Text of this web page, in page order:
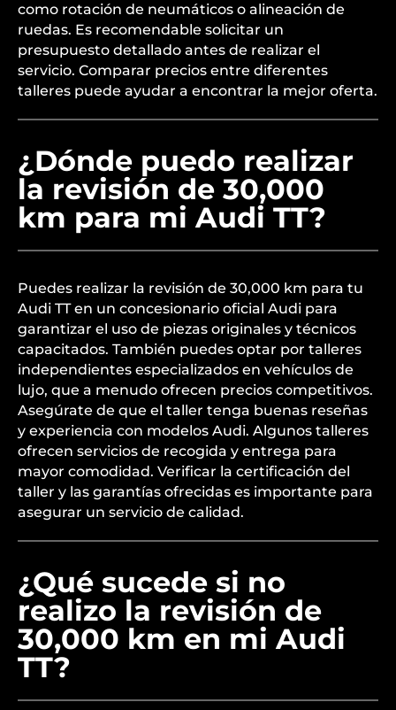
como rotación de neumáticos o alineación de
ruedas. Es recomendable solicitar un
presupuesto detallado antes de realizar el
servicio. Comparar precios entre diferentes
talleres puede ayudar a encontrar la mejor oferta.
¿Dónde puedo realizar
la revisión de 30,000
km para mi Audi TT?
Puedes realizar la revisión de 30,000 km para tu
Audi TT en un concesionario oficial Audi para
garantizar el uso de piezas originales y técnicos
capacitados. También puedes optar por talleres
independientes especializados en vehículos de
lujo, que a menudo ofrecen precios competitivos.
Asegúrate de que el taller tenga buenas reseñas
y experiencia con modelos Audi. Algunos talleres
ofrecen servicios de recogida y entrega para
mayor comodidad. Verificar la certificación del
taller y las garantías ofrecidas es importante para
asegurar un servicio de calidad.
¿Qué sucede si no
realizo la revisión de
30,000 km en mi Audi
TT?